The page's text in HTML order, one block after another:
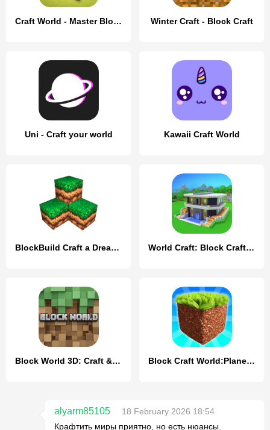
Craft World - Master Block 3D Winter Craft - Block Craft
Uni - Craft your world Kawaii Craft World
BlockBuild Craft a Dream World World Craft: Block Craftsman
Block World 3D: Craft & Build Block Craft World:Planet Craft
alyarm85105
18 February 2026 18:54
Крафтить миры приятно, но есть нюансы.